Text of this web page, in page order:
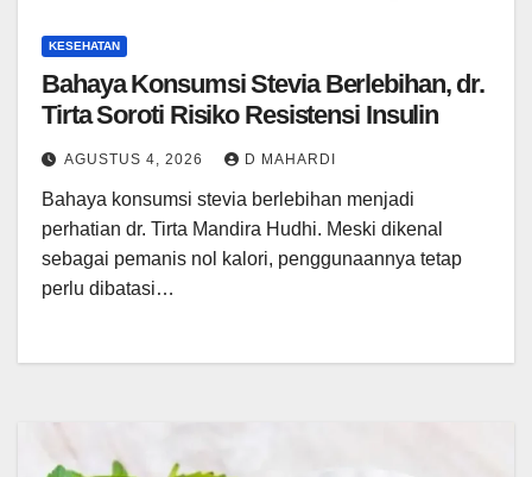
KESEHATAN
Bahaya Konsumsi Stevia Berlebihan, dr.
Tirta Soroti Risiko Resistensi Insulin
AGUSTUS 4, 2026 D MAHARDI
Bahaya konsumsi stevia berlebihan menjadi
perhatian dr. Tirta Mandira Hudhi. Meski dikenal
sebagai pemanis nol kalori, penggunaannya tetap
perlu dibatasi…